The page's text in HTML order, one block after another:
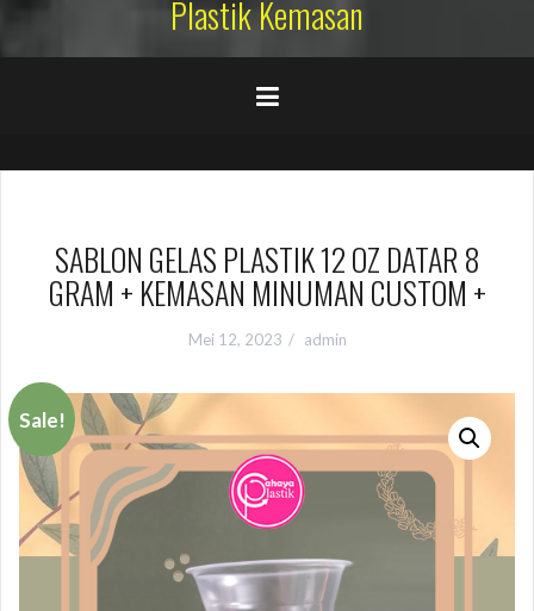
Plastik Kemasan
SABLON GELAS PLASTIK 12 OZ DATAR 8
GRAM + KEMASAN MINUMAN CUSTOM +
Mei 12, 2023 admin
Sale!